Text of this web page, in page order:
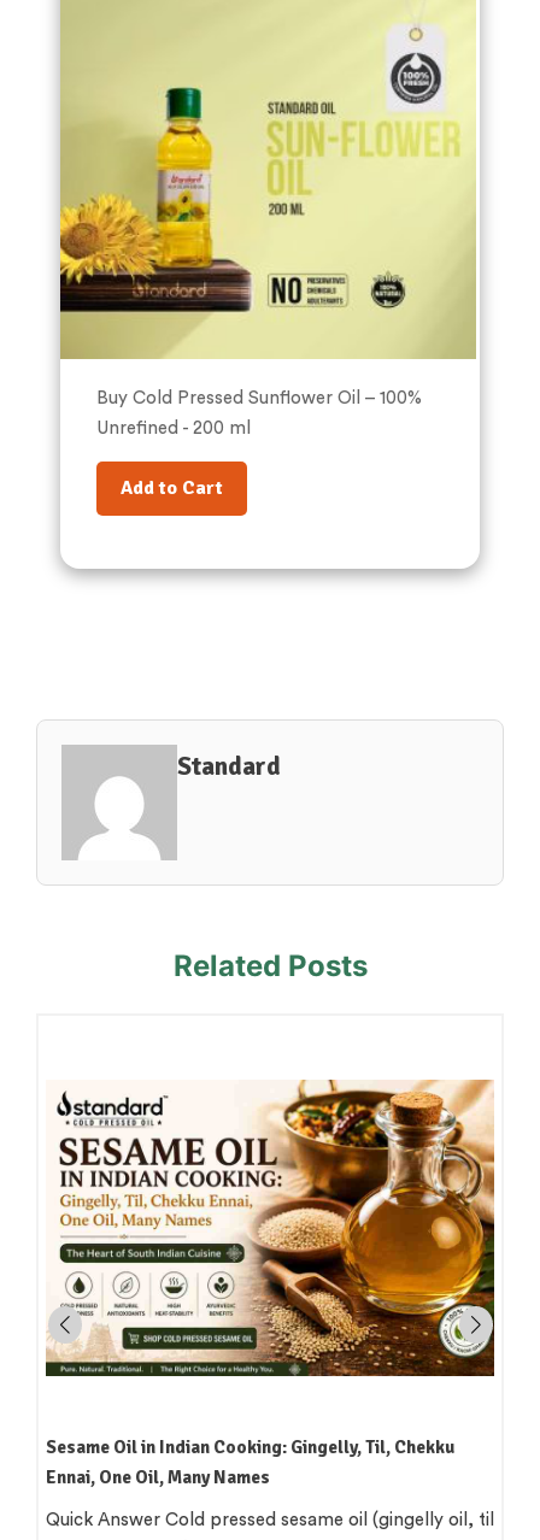
Buy Cold Pressed Sunflower Oil – 100%
Unrefined - 200 ml
Add to Cart
Standard
Related Posts
Sesame Oil in Indian Cooking: Gingelly, Til, Chekku
Ennai, One Oil, Many Names
Quick Answer Cold pressed sesame oil (gingelly oil, til